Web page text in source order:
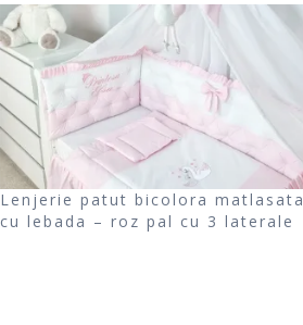
Lenjerie patut bicolora matlasata
cu lebada – roz pal cu 3 laterale